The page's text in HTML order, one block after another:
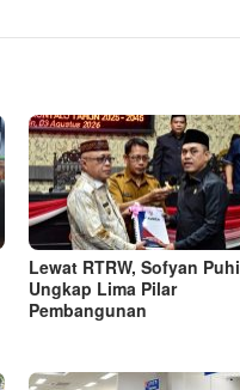
Lewat RTRW, Sofyan Puhi
Ungkap Lima Pilar
Pembangunan